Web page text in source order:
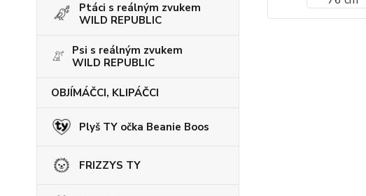
Ptáci s reálným zvukem
WILD REPUBLIC
Psi s reálným zvukem
WILD REPUBLIC
OBJÍMÁČCI, KLIPÁČCI
Plyš TY očka Beanie Boos
FRIZZYS TY